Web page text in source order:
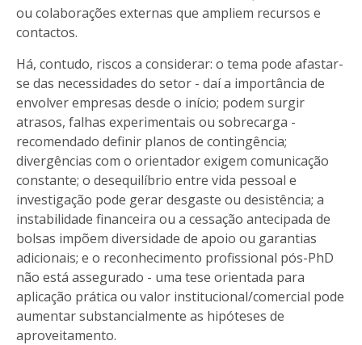
ou colaborações externas que ampliem recursos e
contactos.
Há, contudo, riscos a considerar: o tema pode afastar-
se das necessidades do setor - daí a importância de
envolver empresas desde o início; podem surgir
atrasos, falhas experimentais ou sobrecarga -
recomendado definir planos de contingência;
divergências com o orientador exigem comunicação
constante; o desequilíbrio entre vida pessoal e
investigação pode gerar desgaste ou desistência; a
instabilidade financeira ou a cessação antecipada de
bolsas impõem diversidade de apoio ou garantias
adicionais; e o reconhecimento profissional pós-PhD
não está assegurado - uma tese orientada para
aplicação prática ou valor institucional/comercial pode
aumentar substancialmente as hipóteses de
aproveitamento.